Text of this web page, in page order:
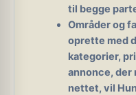
til begge
Områder og
oprette med
kategorier,
annonce, der
nettet, vil